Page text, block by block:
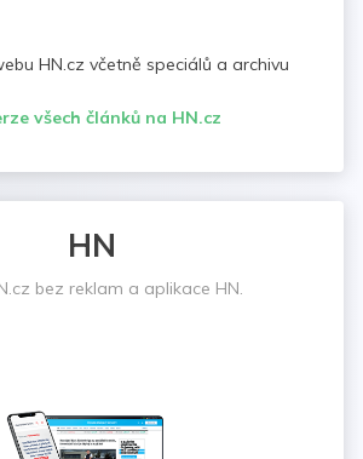
HN.cz včetně speciálů a archivu
všech článků na HN.cz
HN
bez reklam a aplikace HN.